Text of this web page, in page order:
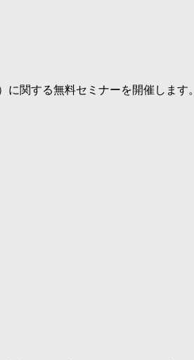
関する無料セミナーを開催します